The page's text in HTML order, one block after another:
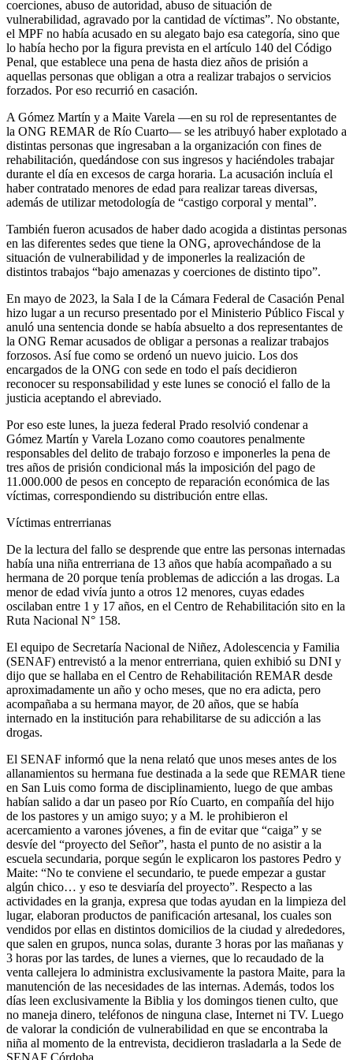
coerciones, abuso de autoridad, abuso de situación de
vulnerabilidad, agravado por la cantidad de víctimas”. No obstante,
el MPF no había acusado en su alegato bajo esa categoría, sino que
lo había hecho por la figura prevista en el artículo 140 del Código
Penal, que establece una pena de hasta diez años de prisión a
aquellas personas que obligan a otra a realizar trabajos o servicios
forzados. Por eso recurrió en casación.
A Gómez Martín y a Maite Varela —en su rol de representantes de
la ONG REMAR de Río Cuarto— se les atribuyó haber explotado a
distintas personas que ingresaban a la organización con fines de
rehabilitación, quedándose con sus ingresos y haciéndoles trabajar
durante el día en excesos de carga horaria. La acusación incluía el
haber contratado menores de edad para realizar tareas diversas,
además de utilizar metodología de “castigo corporal y mental”.
También fueron acusados de haber dado acogida a distintas personas
en las diferentes sedes que tiene la ONG, aprovechándose de la
situación de vulnerabilidad y de imponerles la realización de
distintos trabajos “bajo amenazas y coerciones de distinto tipo”.
En mayo de 2023, la Sala I de la Cámara Federal de Casación Penal
hizo lugar a un recurso presentado por el Ministerio Público Fiscal y
anuló una sentencia donde se había absuelto a dos representantes de
la ONG Remar acusados de obligar a personas a realizar trabajos
forzosos. Así fue como se ordenó un nuevo juicio. Los dos
encargados de la ONG con sede en todo el país decidieron
reconocer su responsabilidad y este lunes se conoció el fallo de la
justicia aceptando el abreviado.
Por eso este lunes, la jueza federal Prado resolvió condenar a
Gómez Martín y Varela Lozano como coautores penalmente
responsables del delito de trabajo forzoso e imponerles la pena de
tres años de prisión condicional más la imposición del pago de
11.000.000 de pesos en concepto de reparación económica de las
víctimas, correspondiendo su distribución entre ellas.
Víctimas entrerrianas
De la lectura del fallo se desprende que entre las personas internadas
había una niña entrerriana de 13 años que había acompañado a su
hermana de 20 porque tenía problemas de adicción a las drogas. La
menor de edad vivía junto a otros 12 menores, cuyas edades
oscilaban entre 1 y 17 años, en el Centro de Rehabilitación sito en la
Ruta Nacional N° 158.
El equipo de Secretaría Nacional de Niñez, Adolescencia y Familia
(SENAF) entrevistó a la menor entrerriana, quien exhibió su DNI y
dijo que se hallaba en el Centro de Rehabilitación REMAR desde
aproximadamente un año y ocho meses, que no era adicta, pero
acompañaba a su hermana mayor, de 20 años, que se había
internado en la institución para rehabilitarse de su adicción a las
drogas.
El SENAF informó que la nena relató que unos meses antes de los
allanamientos su hermana fue destinada a la sede que REMAR tiene
en San Luis como forma de disciplinamiento, luego de que ambas
habían salido a dar un paseo por Río Cuarto, en compañía del hijo
de los pastores y un amigo suyo; y a M. le prohibieron el
acercamiento a varones jóvenes, a fin de evitar que “caiga” y se
desvíe del “proyecto del Señor”, hasta el punto de no asistir a la
escuela secundaria, porque según le explicaron los pastores Pedro y
Maite: “No te conviene el secundario, te puede empezar a gustar
algún chico… y eso te desviaría del proyecto”. Respecto a las
actividades en la granja, expresa que todas ayudan en la limpieza del
lugar, elaboran productos de panificación artesanal, los cuales son
vendidos por ellas en distintos domicilios de la ciudad y alrededores,
que salen en grupos, nunca solas, durante 3 horas por las mañanas y
3 horas por las tardes, de lunes a viernes, que lo recaudado de la
venta callejera lo administra exclusivamente la pastora Maite, para la
manutención de las necesidades de las internas. Además, todos los
días leen exclusivamente la Biblia y los domingos tienen culto, que
no maneja dinero, teléfonos de ninguna clase, Internet ni TV. Luego
de valorar la condición de vulnerabilidad en que se encontraba la
niña al momento de la entrevista, decidieron trasladarla a la Sede de
SENAF Córdoba.